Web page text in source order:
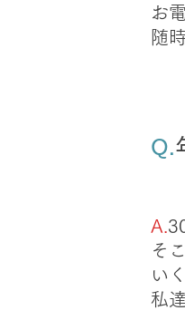
お
随
Q.
A.
そ
い
私